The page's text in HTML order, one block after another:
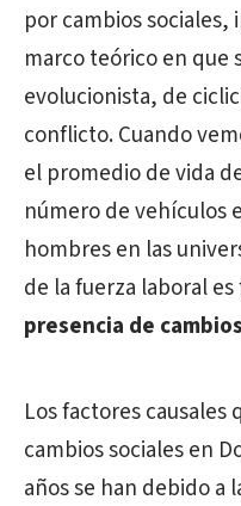
por cambios
marco teórico en que
evolucionista, de
conflicto. Cuando
el promedio de vida
número de vehículos
hombres en las
de la fuerza laboral
presencia de
Los factores
cambios sociales en
años se han debido a